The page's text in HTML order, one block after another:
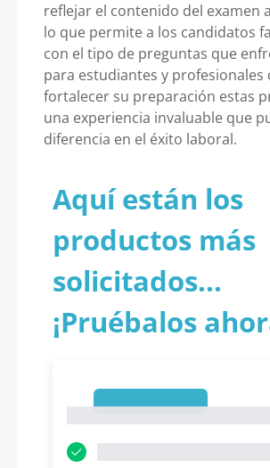
reflejar el contenido del examen
lo que permite a los candidatos
con el tipo de preguntas que
para estudiantes y profesionales
fortalecer su preparación estas
una experiencia invaluable que
diferencia en el éxito laboral.
Aquí están los
productos más
solicitados...
¡Pruébalos